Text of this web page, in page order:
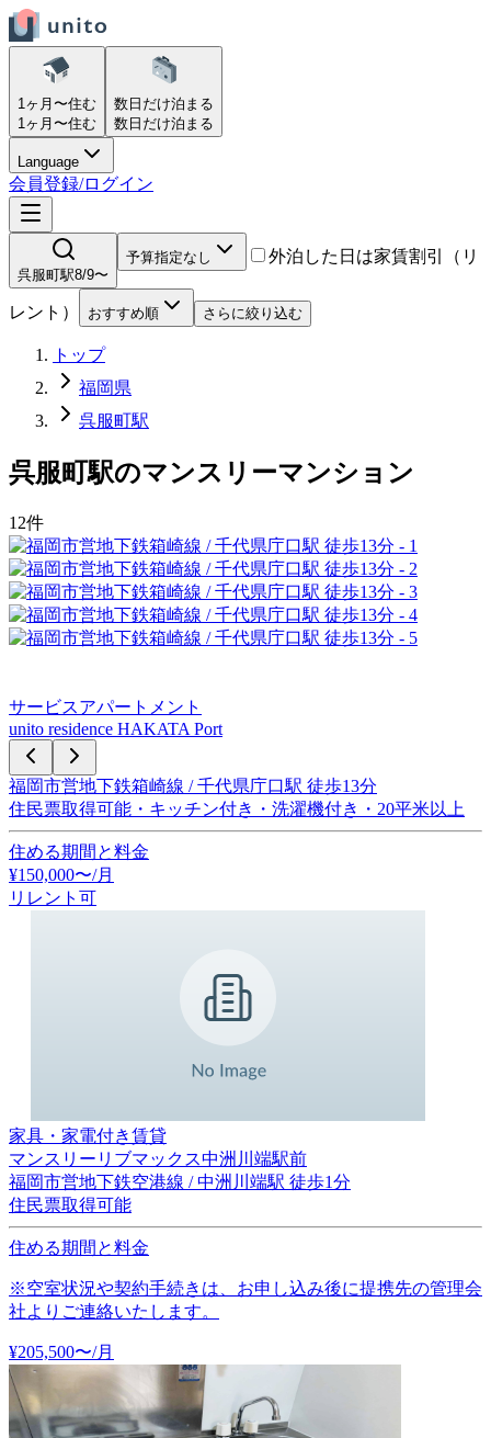
1ヶ月〜住む
1ヶ月〜住む
数日だけ泊まる
数日だけ泊まる
Language
会員登録/ログイン
呉服町駅8/9〜
予算指定なし 外泊した日は家賃割引（リ
レント） おすすめ順 さらに絞り込む
トップ
福岡県
呉服町駅
呉服町駅のマンスリーマンション
12件
サービスアパートメント
unito residence HAKATA Port
福岡市営地下鉄箱崎線 / 千代県庁口駅 徒歩13分
住民票取得可能・キッチン付き・洗濯機付き・20平米以上
住める期間と料金
¥150,000〜/月
リレント可
家具・家電付き賃貸
マンスリーリブマックス中洲川端駅前
福岡市営地下鉄空港線 / 中洲川端駅 徒歩1分
住民票取得可能
住める期間と料金
※空室状況や契約手続きは、お申し込み後に提携先の管理会
社よりご連絡いたします。
¥205,500〜/月